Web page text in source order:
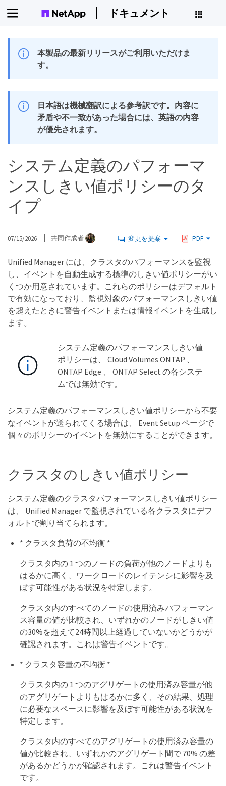
ドキュメント
本製品の最新リリースがご利用いただけま
す。
日本語は機械翻訳による参考訳です。内容に
矛盾や不一致があった場合には、英語の内容
が優先されます。
システム定義のパフォーマ
ンスしきい値ポリシーのタ
イプ
07/15/2026 共同作成者 変更を提案 PDF
Unified Manager には、クラスタのパフォーマンスを監視
し、イベントを自動生成する標準のしきい値ポリシーがい
くつか用意されています。これらのポリシーはデフォルト
で有効になっており、監視対象のパフォーマンスしきい値
を超えたときに警告イベントまたは情報イベントを生成し
ます。
システム定義のパフォーマンスしきい値
ポリシーは、 Cloud Volumes ONTAP 、
ONTAP Edge 、 ONTAP Select の各システ
ムでは無効です。
システム定義のパフォーマンスしきい値ポリシーから不要
なイベントが送られてくる場合は、 Event Setup ページで
個々のポリシーのイベントを無効にすることができます。
クラスタのしきい値ポリシー
システム定義のクラスタパフォーマンスしきい値ポリシー
は、 Unified Manager で監視されている各クラスタにデフ
ォルトで割り当てられます。
* クラスタ負荷の不均衡 *
クラスタ内の 1 つのノードの負荷が他のノードよりも
はるかに高く、ワークロードのレイテンシに影響を及
ぼす可能性がある状況を特定します。
クラスタ内のすべてのノードの使用済みパフォーマン
ス容量の値が比較され、いずれかのノードがしきい値
の30%を超えて24時間以上経過していないかどうかが
確認されます。これは警告イベントです。
* クラスタ容量の不均衡 *
クラスタ内の 1 つのアグリゲートの使用済み容量が他
のアグリゲートよりもはるかに多く、その結果、処理
に必要なスペースに影響を及ぼす可能性がある状況を
特定します。
クラスタ内のすべてのアグリゲートの使用済み容量の
値が比較され、いずれかのアグリゲート間で 70% の差
があるかどうかが確認されます。これは警告イベント
です。